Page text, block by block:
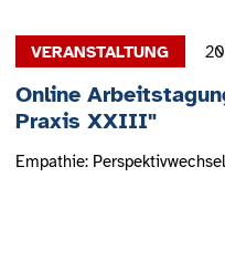
Online
Praxis XXIII"
Empathie: